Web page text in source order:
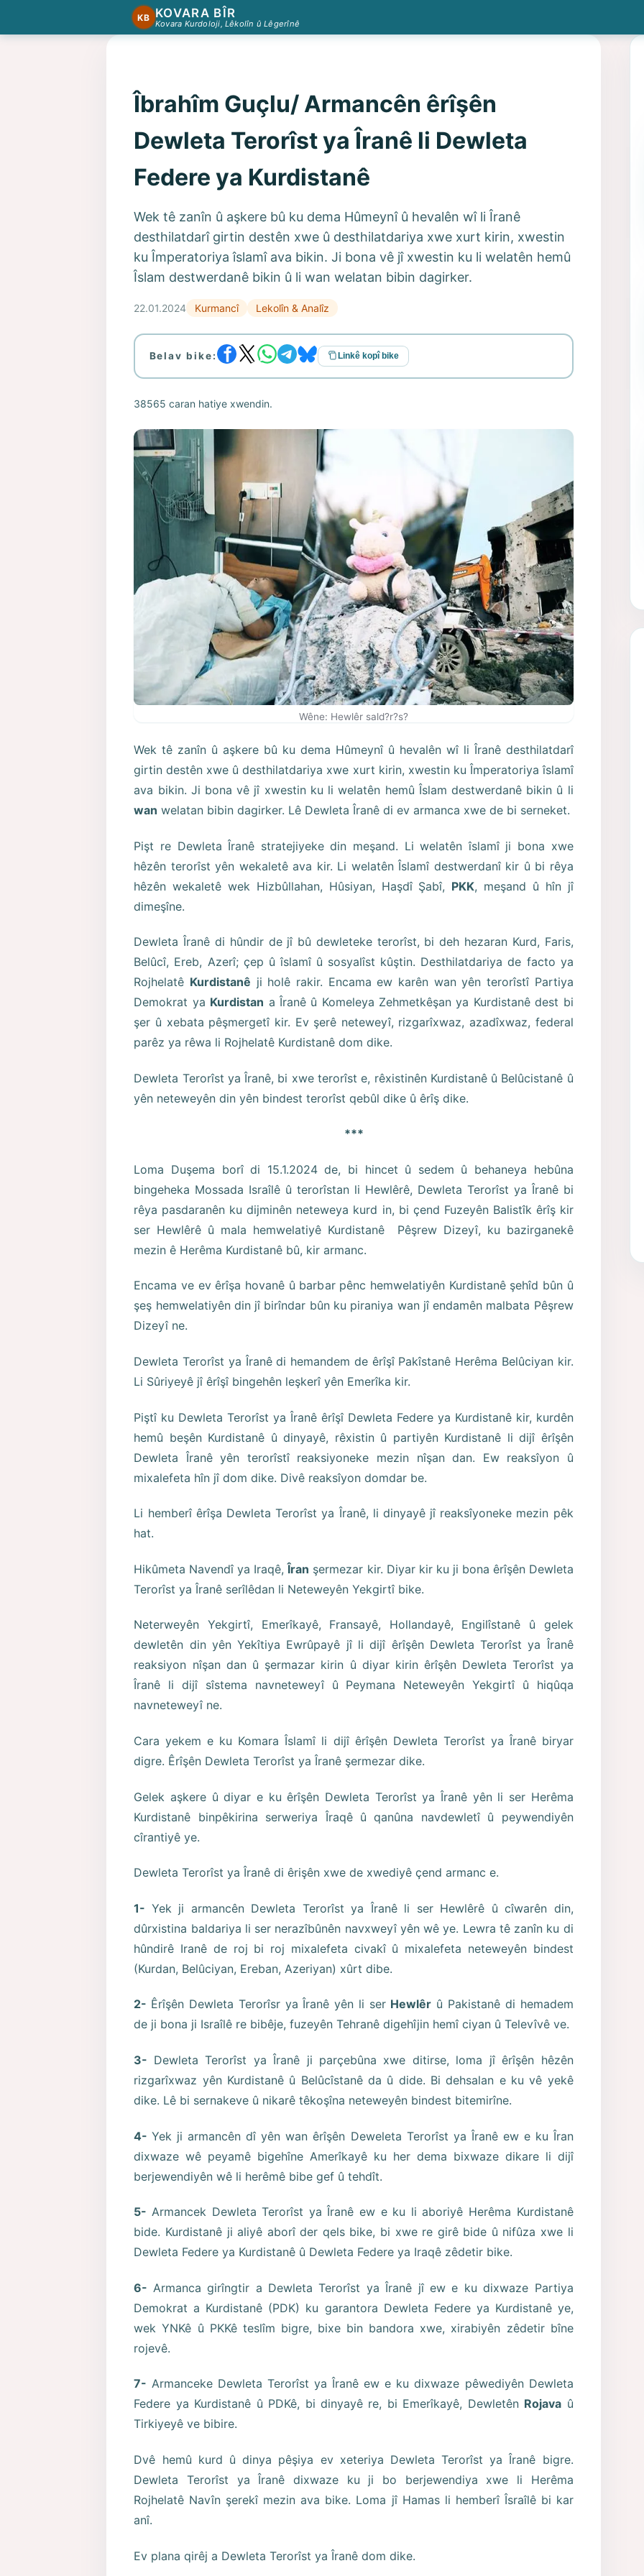
KB KOVARA BÎR
Kovara Kurdoloji, Lêkolîn û Lêgerînê
Îbrahîm Guçlu/ Armancên êrîşên
Dewleta Terorîst ya Îranê li Dewleta
Federe ya Kurdistanê
Wek tê zanîn û aşkere bû ku dema Hûmeynî û hevalên wî li Îranê
desthilatdarî girtin destên xwe û desthilatdariya xwe xurt kirin, xwestin
ku Împeratoriya îslamî ava bikin. Ji bona vê jî xwestin ku li welatên hemû
Îslam destwerdanê bikin û li wan welatan bibin dagirker.
22.01.2024 Kurmancî Lekolîn & Analîz
Belav bike: Linkê kopî bike
38565 caran hatiye xwendin.
Wêne: Hewlêr sald?r?s?
Wek tê zanîn û aşkere bû ku dema Hûmeynî û hevalên wî li Îranê desthilatdarî
girtin destên xwe û desthilatdariya xwe xurt kirin, xwestin ku Împeratoriya îslamî
ava bikin. Ji bona vê jî xwestin ku li welatên hemû Îslam destwerdanê bikin û li
wan welatan bibin dagirker. Lê Dewleta Îranê di ev armanca xwe de bi serneket.
Pişt re Dewleta Îranê stratejiyeke din meşand. Li welatên îslamî ji bona xwe
hêzên terorîst yên wekaletê ava kir. Li welatên Îslamî destwerdanî kir û bi rêya
hêzên wekaletê wek Hizbûllahan, Hûsiyan, Haşdî Şabî, PKK, meşand û hîn jî
dimeşîne.
Dewleta Îranê di hûndir de jî bû dewleteke terorîst, bi deh hezaran Kurd, Faris,
Belûcî, Ereb, Azerî; çep û îslamî û sosyalîst kûştin. Desthilatdariya de facto ya
Rojhelatê Kurdistanê ji holê rakir. Encama ew karên wan yên terorîstî Partiya
Demokrat ya Kurdistan a Îranê û Komeleya Zehmetkêşan ya Kurdistanê dest bi
şer û xebata pêşmergetî kir. Ev şerê neteweyî, rizgarîxwaz, azadîxwaz, federal
parêz ya rêwa li Rojhelatê Kurdistanê dom dike.
Dewleta Terorîst ya Îranê, bi xwe terorîst e, rêxistinên Kurdistanê û Belûcistanê û
yên neteweyên din yên bindest terorîst qebûl dike û êrîş dike.
***
Loma Duşema borî di 15.1.2024 de, bi hincet û sedem û behaneya hebûna
bingeheka Mossada Israîlê û terorîstan li Hewlêrê, Dewleta Terorîst ya Îranê bi
rêya pasdaranên ku dijminên neteweya kurd in, bi çend Fuzeyên Balistîk êrîş kir
ser Hewlêrê û mala hemwelatiyê Kurdistanê Pêşrew Dizeyî, ku bazirganekê
mezin ê Herêma Kurdistanê bû, kir armanc.
Encama ve ev êrîşa hovanê û barbar pênc hemwelatiyên Kurdistanê şehîd bûn û
şeş hemwelatiyên din jî birîndar bûn ku piraniya wan jî endamên malbata Pêşrew
Dizeyî ne.
Dewleta Terorîst ya Îranê di hemandem de êrîşî Pakîstanê Herêma Belûciyan kir.
Li Sûriyeyê jî êrîşî bingehên leşkerî yên Emerîka kir.
Piştî ku Dewleta Terorîst ya Îranê êrîşî Dewleta Federe ya Kurdistanê kir, kurdên
hemû beşên Kurdistanê û dinyayê, rêxistin û partiyên Kurdistanê li dijî êrîşên
Dewleta Îranê yên terorîstî reaksiyoneke mezin nîşan dan. Ew reaksîyon û
mixalefeta hîn jî dom dike. Divê reaksîyon domdar be.
Li hemberî êrîşa Dewleta Terorîst ya Îranê, li dinyayê jî reaksîyoneke mezin pêk
hat.
Hikûmeta Navendî ya Iraqê,Îran şermezar kir. Diyar kir ku ji bona êrîşên Dewleta
Terorîst ya Îranê serîlêdan li Neteweyên Yekgirtî bike.
Neterweyên Yekgirtî, Emerîkayê, Fransayê, Hollandayê, Engilîstanê û gelek
dewletên din yên Yekîtiya Ewrûpayê jî li dijî êrîşên Dewleta Terorîst ya Îranê
reaksiyon nîşan dan û şermazar kirin û diyar kirin êrîşên Dewleta Terorîst ya
Îranê li dijî sîstema navneteweyî û Peymana Neteweyên Yekgirtî û hiqûqa
navneteweyî ne.
Cara yekem e ku Komara Îslamî li dijî êrîşên Dewleta Terorîst ya Îranê biryar
digre. Êrîşên Dewleta Terorîst ya Îranê şermezar dike.
Gelek aşkere û diyar e ku êrîşên Dewleta Terorîst ya Îranê yên li ser Herêma
Kurdistanê binpêkirina serweriya Îraqê û qanûna navdewletî û peywendiyên
cîrantiyê ye.
Dewleta Terorîst ya Îranê di êrişên xwe de xwediyê çend armanc e.
1- Yek ji armancên Dewleta Terorîst ya Îranê li ser Hewlêrê û cîwarên din,
dûrxistina baldariya li ser nerazîbûnên navxweyî yên wê ye. Lewra tê zanîn ku di
hûndirê Iranê de roj bi roj mixalefeta civakî û mixalefeta neteweyên bindest
(Kurdan, Belûciyan, Ereban, Azeriyan) xûrt dibe.
2- Êrîşên Dewleta Terorîsr ya Îranê yên li ser Hewlêr û Pakistanê di hemadem
de ji bona ji Israîlê re bibêje, fuzeyên Tehranê digehîjin hemî ciyan û Televîvê ve.
3- Dewleta Terorîst ya Îranê ji parçebûna xwe ditirse, loma jî êrîşên hêzên
rizgarîxwaz yên Kurdistanê û Belûcîstanê da û dide. Bi dehsalan e ku vê yekê
dike. Lê bi sernakeve û nikarê têkoşîna neteweyên bindest bitemirîne.
4-Yek ji armancên dî yên wan êrîşên Deweleta Terorîst ya Îranê ew e ku Îran
dixwaze wê peyamê bigehîne Amerîkayê ku her dema bixwaze dikare li dijî
berjewendiyên wê li herêmê bibe gef û tehdît.
5- Armancek Dewleta Terorîst ya Îranê ew e ku li aboriyê Herêma Kurdistanê
bide. Kurdistanê ji aliyê aborî der qels bike, bi xwe re girê bide û nifûza xwe li
Dewleta Federe ya Kurdistanê û Dewleta Federe ya Iraqê zêdetir bike.
6- Armanca girîngtir a Dewleta Terorîst ya Îranê jî ew e ku dixwaze Partiya
Demokrat a Kurdistanê (PDK) ku garantora Dewleta Federe ya Kurdistanê ye,
wek YNKê û PKKê teslîm bigre, bixe bin bandora xwe, xirabiyên zêdetir bîne
rojevê.
7- Armanceke Dewleta Terorîst ya Îranê ew e ku dixwaze pêwediyên Dewleta
Federe ya Kurdistanê û PDKê, bi dinyayê re, bi Emerîkayê, Dewletên Rojava û
Tirkiyeyê ve bibire.
Dvê hemû kurd û dinya pêşiya ev xeteriya Dewleta Terorîst ya Îranê bigre.
Dewleta Terorîst ya Îranê dixwaze ku ji bo berjewendiya xwe li Herêma
Rojhelatê Navîn şerekî mezin ava bike. Loma jî Hamas li hemberî Îsraîlê bi kar
anî.
Ev plana qirêj a Dewleta Terorîst ya Îranê dom dike.